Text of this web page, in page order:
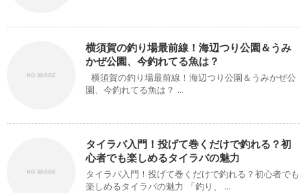
横須賀の釣り場最前線！海辺つり公園＆うみ
かぜ公園、今釣れてる魚は？
横須賀の釣り場最前線！海辺つり公園＆うみかぜ公
園、今釣れてる魚は？ ...
タイラバ入門！投げて巻くだけで釣れる？初
心者でも楽しめるタイラバの魅力
タイラバ入門！投げて巻くだけで釣れる？初心者でも
楽しめるタイラバの魅力 「釣り、 ...